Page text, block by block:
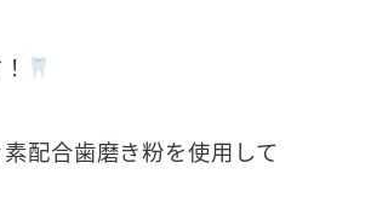
配合歯磨き粉を使用して